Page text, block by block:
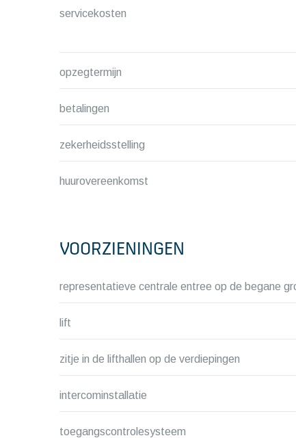
servicekosten
opzegtermijn
betalingen
zekerheidsstelling
huurovereenkomst
VOORZIENINGEN
representatieve centrale entree op de begane
lift
zitje in de lifthallen op de verdiepingen
intercominstallatie
toegangscontrolesysteem